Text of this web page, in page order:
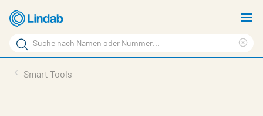
Zum
Hauptinhalt
springen
Suchbegriff
Seite
durchsuchen
Smart Tools